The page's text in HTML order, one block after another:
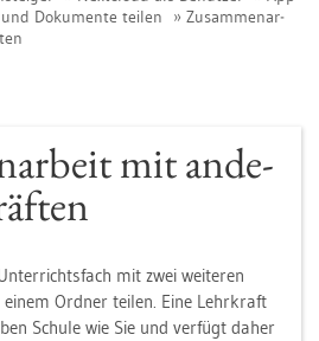
Do­ku­men­te tei­len
Zu­sam­men­ar­
mit an­de­
mit zwei wei­te­ren
Ord­ner tei­len. Eine Lehr­kraft
Schu­le wie Sie und ver­fügt daher